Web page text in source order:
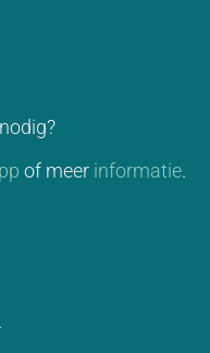
of meer informatie.